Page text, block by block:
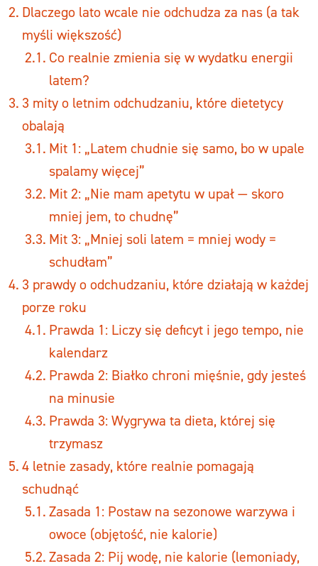
Dlaczego lato wcale nie odchudza za nas (a tak
myśli większość)
Co realnie zmienia się w wydatku energii
latem?
3 mity o letnim odchudzaniu, które dietetycy
obalają
Mit 1: „Latem chudnie się samo, bo w upale
spalamy więcej”
Mit 2: „Nie mam apetytu w upał — skoro
mniej jem, to chudnę”
Mit 3: „Mniej soli latem = mniej wody =
schudłam”
3 prawdy o odchudzaniu, które działają w każdej
porze roku
Prawda 1: Liczy się deficyt i jego tempo, nie
kalendarz
Prawda 2: Białko chroni mięśnie, gdy jesteś
na minusie
Prawda 3: Wygrywa ta dieta, której się
trzymasz
4 letnie zasady, które realnie pomagają
schudnąć
Zasada 1: Postaw na sezonowe warzywa i
owoce (objętość, nie kalorie)
Zasada 2: Pij wodę, nie kalorie (lemoniady,